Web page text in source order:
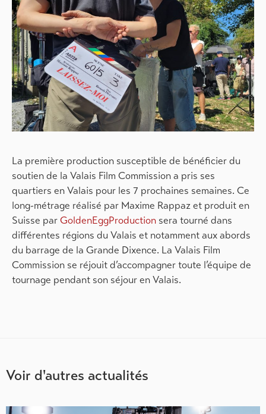
La première production susceptible de bénéficier du
soutien de la Valais Film Commission a pris ses
quartiers en Valais pour les 7 prochaines semaines. Ce
long-métrage réalisé par Maxime Rappaz et produit en
Suisse parGoldenEggProduction sera tourné dans
différentes régions du Valais et notamment aux abords
du barrage de la Grande Dixence. La Valais Film
Commission se réjouit d’accompagner toute l’équipe de
tournage pendant son séjour en Valais.
Voir d'autres actualités